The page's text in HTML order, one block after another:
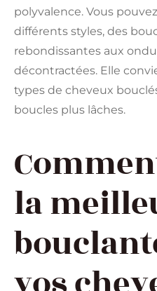
polyvalence. Vous
différents styles, des
rebondissantes aux
décontractées. Elle
types de cheveux
boucles plus lâches.
la